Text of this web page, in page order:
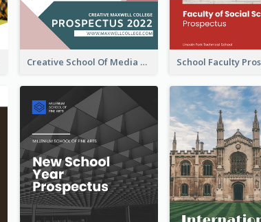
Creative School Of Media Prospectus